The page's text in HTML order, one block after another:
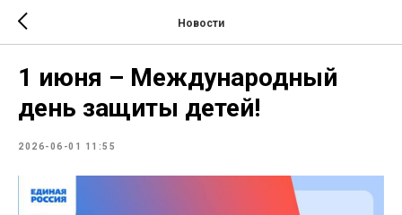
Новости
1 июня – Международный
день защиты детей!
2026-06-01 11:55